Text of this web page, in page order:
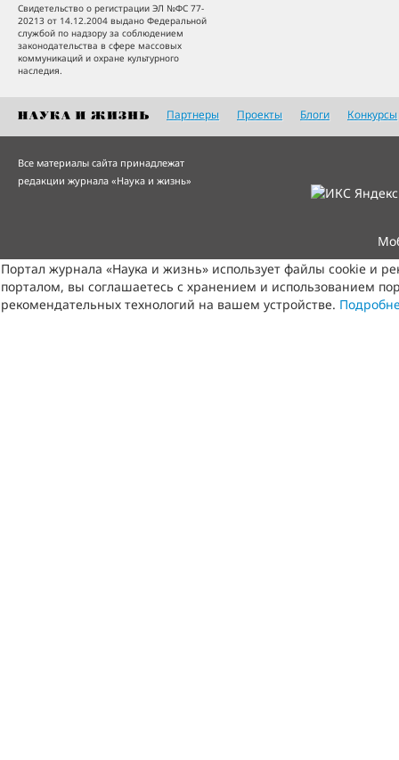
Свидетельство о регистрации ЭЛ №ФС 77-
20213 от 14.12.2004 выдано Федеральной
службой по надзору за соблюдением
законодательства в сфере массовых
коммуникаций и охране культурного
наследия.
Партнеры Проекты Блоги Конкурсы
Все материалы сайта принадлежат
редакции журнала «Наука и жизнь»
Портал журнала «Наука и жизнь» использует файлы cookie и
порталом, вы соглашаетесь с хранением и использованием
рекомендательных технологий на вашем устройстве.